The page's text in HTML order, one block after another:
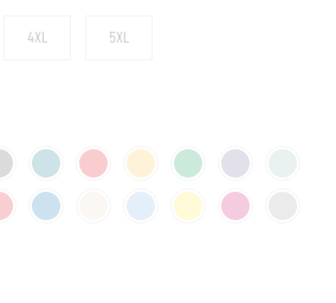
4XL 5XL